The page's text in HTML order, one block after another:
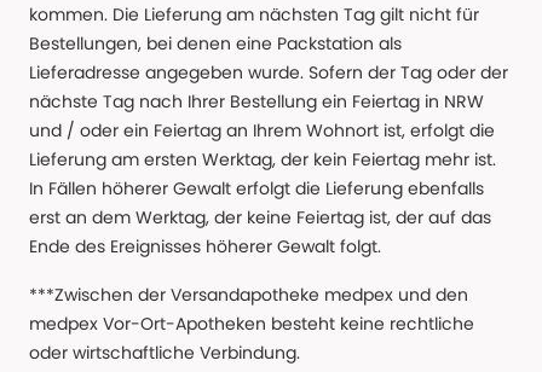
kommen. Die Lieferung am nächsten Tag gilt nicht für
Bestellungen, bei denen eine Packstation als
Lieferadresse angegeben wurde. Sofern der Tag oder der
nächste Tag nach Ihrer Bestellung ein Feiertag in NRW
und / oder ein Feiertag an Ihrem Wohnort ist, erfolgt die
Lieferung am ersten Werktag, der kein Feiertag mehr ist.
In Fällen höherer Gewalt erfolgt die Lieferung ebenfalls
erst an dem Werktag, der keine Feiertag ist, der auf das
Ende des Ereignisses höherer Gewalt folgt.
***Zwischen der Versandapotheke medpex und den
medpex Vor-Ort-Apotheken besteht keine rechtliche
oder wirtschaftliche Verbindung.